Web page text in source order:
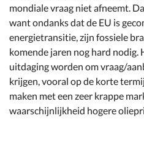
mondiale vraag niet afneemt.
want ondanks dat de EU is
energietransitie, zijn fossiele
komende jaren nog hard nodig.
uitdaging worden om vraag/
krijgen, vooral op de korte
maken met een zeer krappe
waarschijnlijkheid hogere